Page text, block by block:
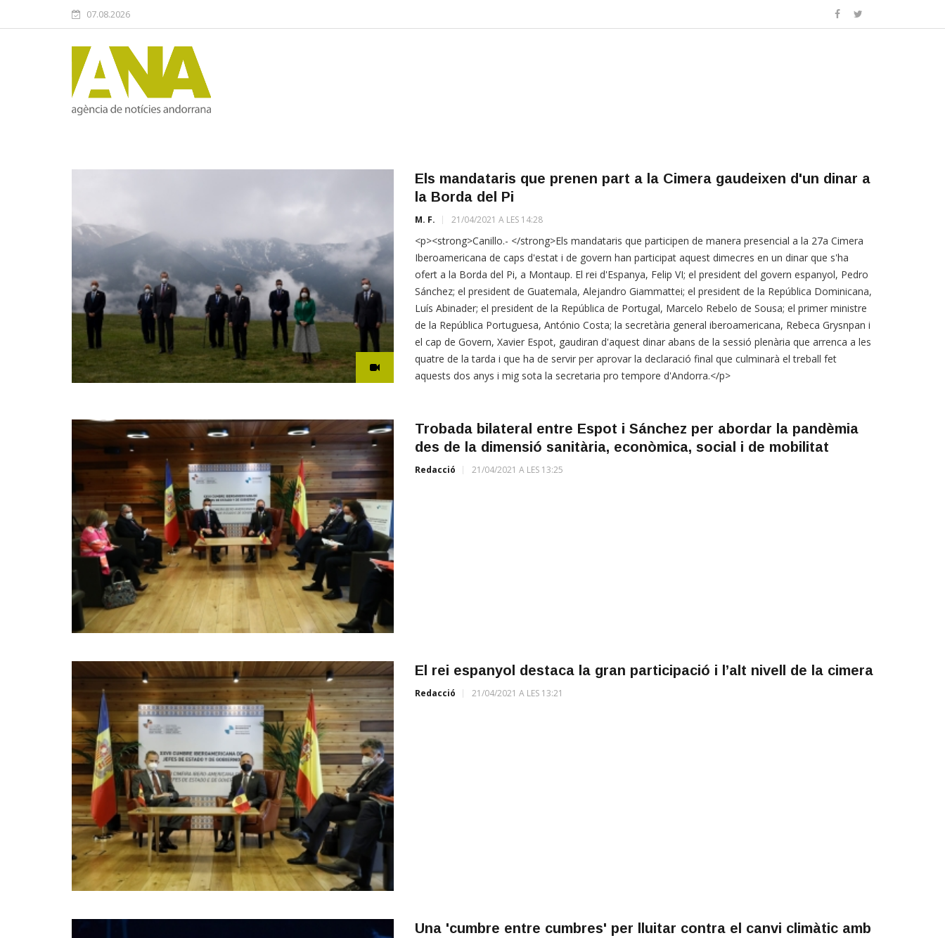
07.08.2026
Els mandataris que prenen part a la Cimera gaudeixen d'un dinar a
la Borda del Pi
M. F. 21/04/2021 A LES 14:28
<p><strong>Canillo.- </strong>Els mandataris que participen de manera presencial a la 27a Cimera
Iberoamericana de caps d'estat i de govern han participat aquest dimecres en un dinar que s'ha
ofert a la Borda del Pi, a Montaup. El rei d'Espanya, Felip VI; el president del govern espanyol, Pedro
Sánchez; el president de Guatemala, Alejandro Giammattei; el president de la República Dominicana,
Luís Abinader; el president de la República de Portugal, Marcelo Rebelo de Sousa; el primer ministre
de la República Portuguesa, António Costa; la secretària general iberoamericana, Rebeca Grysnpan i
el cap de Govern, Xavier Espot, gaudiran d'aquest dinar abans de la sessió plenària que arrenca a les
quatre de la tarda i que ha de servir per aprovar la declaració final que culminarà el treball fet
aquests dos anys i mig sota la secretaria pro tempore d'Andorra.</p>
Trobada bilateral entre Espot i Sánchez per abordar la pandèmia
des de la dimensió sanitària, econòmica, social i de mobilitat
Redacció 21/04/2021 A LES 13:25
El rei espanyol destaca la gran participació i l’alt nivell de la cimera
Redacció 21/04/2021 A LES 13:21
Una 'cumbre entre cumbres' per lluitar contra el canvi climàtic amb